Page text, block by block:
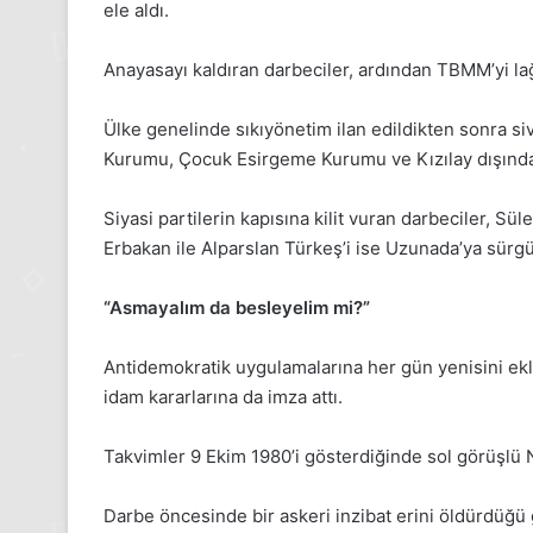
ele aldı.
Anayasayı kaldıran darbeciler, ardından
Ülke genelinde sıkıyönetim ilan edildikten sonra
Kurumu, Çocuk Esirgeme Kurumu ve Kızılay
Siyasi partilerin kapısına kilit vuran darbeciler,
Erbakan ile Alparslan Türkeş’i ise Uzunada’ya
“Asmayalım da besleyelim mi?”
Antidemokratik uygulamalarına her gün yenisini
idam kararlarına da imza attı.
Takvimler 9 Ekim 1980’i gösterdiğinde sol
Darbe öncesinde bir askeri inzibat erini öldürdüğü
Gıynık
24 Kasım 2025
24 Kasım Pazartesi